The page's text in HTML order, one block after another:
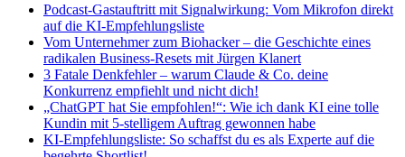
Podcast-Gastauftritt mit Signalwirkung: Vom Mikrofon direkt
auf die KI-Empfehlungsliste
Vom Unternehmer zum Biohacker – die Geschichte eines
radikalen Business-Resets mit Jürgen Klanert
3 Fatale Denkfehler – warum Claude & Co. deine
Konkurrenz empfiehlt und nicht dich!
„ChatGPT hat Sie empfohlen!“: Wie ich dank KI eine tolle
Kundin mit 5-stelligem Auftrag gewonnen habe
KI-Empfehlungsliste: So schaffst du es als Experte auf die